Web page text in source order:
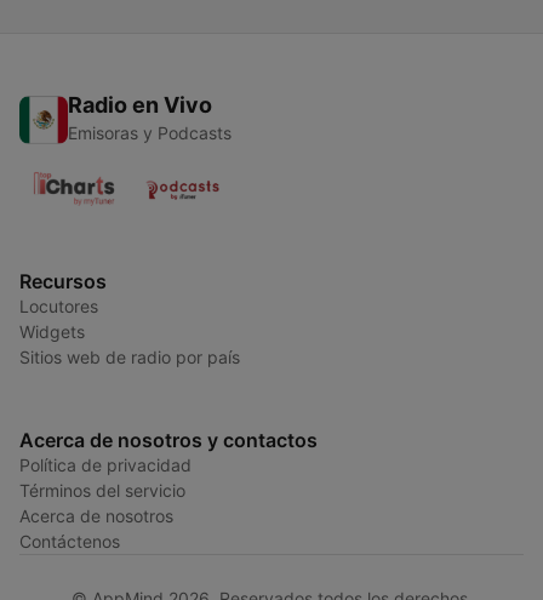
Radio en Vivo
Emisoras y Podcasts
Recursos
Locutores
Widgets
Sitios web de radio por país
Acerca de nosotros y contactos
Política de privacidad
Términos del servicio
Acerca de nosotros
Contáctenos